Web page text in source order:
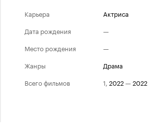
Карьера
Актриса
Дата рождения
—
Место рождения
—
Жанры
драма
Всего фильмов
1, 2022— 2022